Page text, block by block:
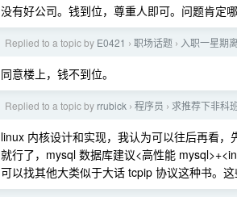
没有好公司。钱到位，尊重人即可。问题肯定
Replied to a topic by E0421 › 职场话题 › 入职一星期
同意楼上，钱不到位。
Replied to a topic by rrubick › 程序员 › 求推荐下非科
linux 内核设计和实现，我认为可以往后再看
就行了，mysql 数据库建议<高性能
可以找其他大类似于大话 tcpip 协议这种书。